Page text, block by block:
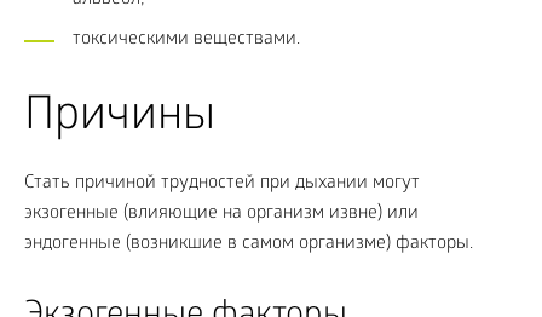
токсическими веществами.
Причины
Стать причиной трудностей при дыхании могут
экзогенные (влияющие на организм извне) или
эндогенные (возникшие в самом организме) факторы.